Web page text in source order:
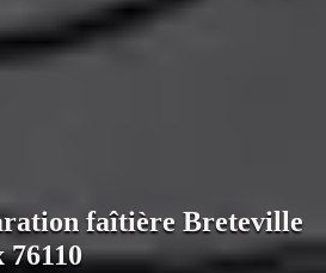
faîtière Breteville